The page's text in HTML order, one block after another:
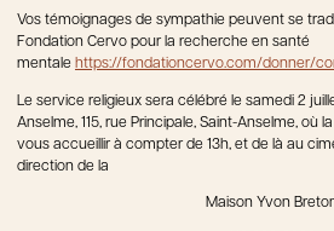
Vos témoignages de sympathie peuvent se
Fondation Cervo pour la recherche en santé
mentale https://fondationcervo.com/donner/
Le service religieux sera célébré le samedi 2
Anselme, 115, rue Principale, Saint-Anselme, où
vous accueillir à compter de 13h, et de là au
direction de la
Maison Yvon